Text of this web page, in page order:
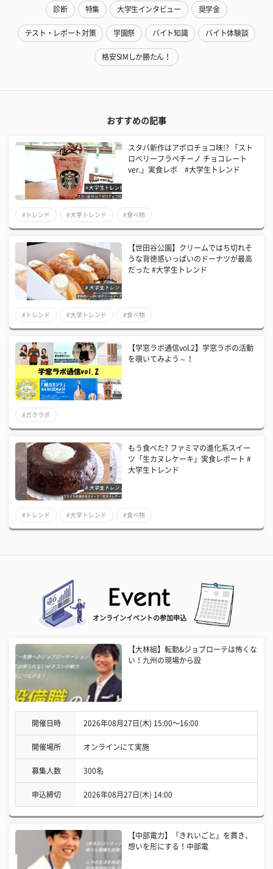
診断 特集 大学生インタビュー 奨学金
テスト・レポート対策 学園祭 バイト知識 バイト体験談
格安SIMしか勝たん！
おすすめの記事
スタバ新作はアポロチョコ味!? 「スト
ロベリーフラペチーノ チョコレート
ver.」実食レポ #大学生トレンド
#トレンド #大学トレンド #食べ物
【世田谷公園】クリームではち切れそ
うな背徳感いっぱいのドーナツが最高
だった #大学生トレンド
#トレンド #大学トレンド #食べ物
【学窓ラボ通信vol.2】学窓ラボの活動
を覗いてみよう～！
#ガクラボ
もう食べた? ファミマの進化系スイー
ツ「生カヌレケーキ」実食レポート #
大学生トレンド
#トレンド #大学トレンド #食べ物
オンラインイベントの参加申込
【大林組】転勤&ジョブローテは怖くな
い！九州の現場から設
開催日時 2026年08月27日(木) 15:00〜16:00
開催場所 オンラインにて実施
募集人数 300名
申込締切 2026年08月27日(木) 14:00
【中部電力】「きれいごと」を貫き、
想いを形にする！中部電